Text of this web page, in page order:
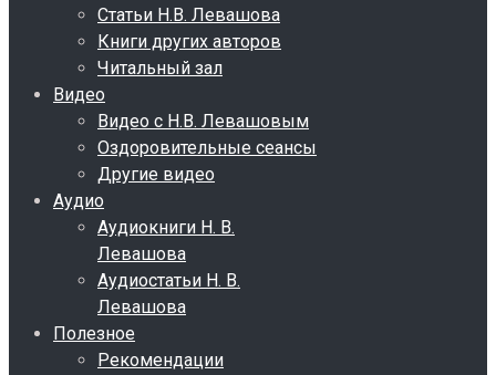
Статьи Н.В. Левашова
Книги других авторов
Читальный зал
Видео
Видео с Н.В. Левашовым
Оздоровительные сеансы
Другие видео
Аудио
Аудиокниги Н. В.
Левашова
Аудиостатьи Н. В.
Левашова
Полезное
Рекомендации